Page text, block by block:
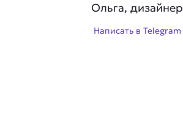
Ольга, дизайнер
Написать в Telegram